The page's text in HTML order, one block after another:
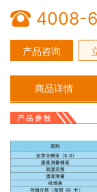
4008-
产品咨询
商品详情